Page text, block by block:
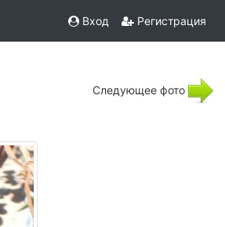
Вход Регистрация
Следующее фото